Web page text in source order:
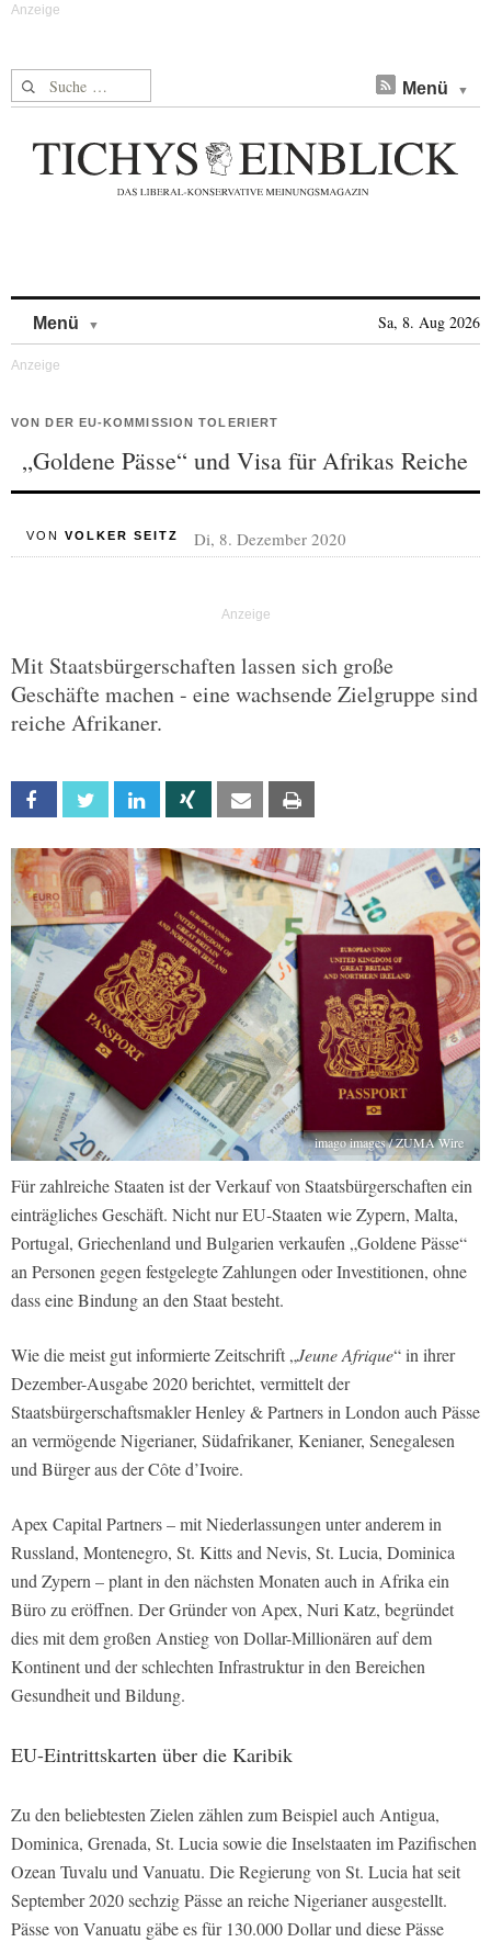
Suche nach: Menü
Menü Sa, 8. Aug 2026
VON DER EU-KOMMISSION TOLERIERT
„Goldene Pässe“ und Visa für Afrikas Reiche
VON VOLKER SEITZ Di, 8. Dezember 2020
Mit Staatsbürgerschaften lassen sich große
Geschäfte machen - eine wachsende Zielgruppe sind
reiche Afrikaner.
Facebook Twitter Linkedin Xing Email
imago images / ZUMA Wire
Für zahlreiche Staaten ist der Verkauf von Staatsbürgerschaften ein
einträgliches Geschäft. Nicht nur EU-Staaten wie Zypern, Malta,
Portugal, Griechenland und Bulgarien verkaufen „Goldene Pässe“
an Personen gegen festgelegte Zahlungen oder Investitionen, ohne
dass eine Bindung an den Staat besteht.
Wie die meist gut informierte Zeitschrift „Jeune Afrique“ in ihrer
Dezember-Ausgabe 2020 berichtet, vermittelt der
Staatsbürgerschaftsmakler Henley & Partners in London auch Pässe
an vermögende Nigerianer, Südafrikaner, Kenianer, Senegalesen
und Bürger aus der Côte d’Ivoire.
Apex Capital Partners – mit Niederlassungen unter anderem in
Russland, Montenegro, St. Kitts and Nevis, St. Lucia, Dominica
und Zypern – plant in den nächsten Monaten auch in Afrika ein
Büro zu eröffnen. Der Gründer von Apex, Nuri Katz, begründet
dies mit dem großen Anstieg von Dollar-Millionären auf dem
Kontinent und der schlechten Infrastruktur in den Bereichen
Gesundheit und Bildung.
EU-Eintrittskarten über die Karibik
Zu den beliebtesten Zielen zählen zum Beispiel auch Antigua,
Dominica, Grenada, St. Lucia sowie die Inselstaaten im Pazifischen
Ozean Tuvalu und Vanuatu. Die Regierung von St. Lucia hat seit
September 2020 sechzig Pässe an reiche Nigerianer ausgestellt.
Pässe von Vanuatu gäbe es für 130.000 Dollar und diese Pässe